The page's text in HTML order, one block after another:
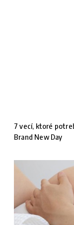
7 vecí, ktoré
Brand New Day